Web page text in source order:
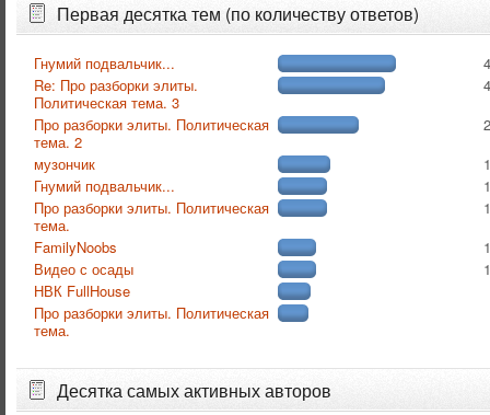
Первая десятка тем (по количеству ответов)
Гнумий подвальчик...
Re: Про разборки элиты.
Политическая тема. 3
Про разборки элиты. Политическая
тема. 2
музончик
Гнумий подвальчик...
Про разборки элиты. Политическая
тема.
FamilyNoobs
Видео с осады
НВК FullHouse
Про разборки элиты. Политическая
тема.
Десятка самых активных авторов